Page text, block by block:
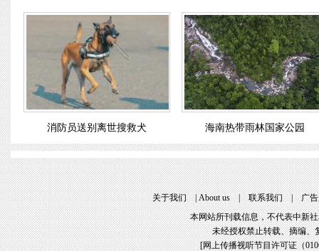
消防员送别离世搜救犬 海南热带雨林国家公园
关于我们 | About u | 联系我们 | 广
本网站所刊载信息，不代表中新
未经授权禁止转载、摘编、
[网上传播视听节目许可证（